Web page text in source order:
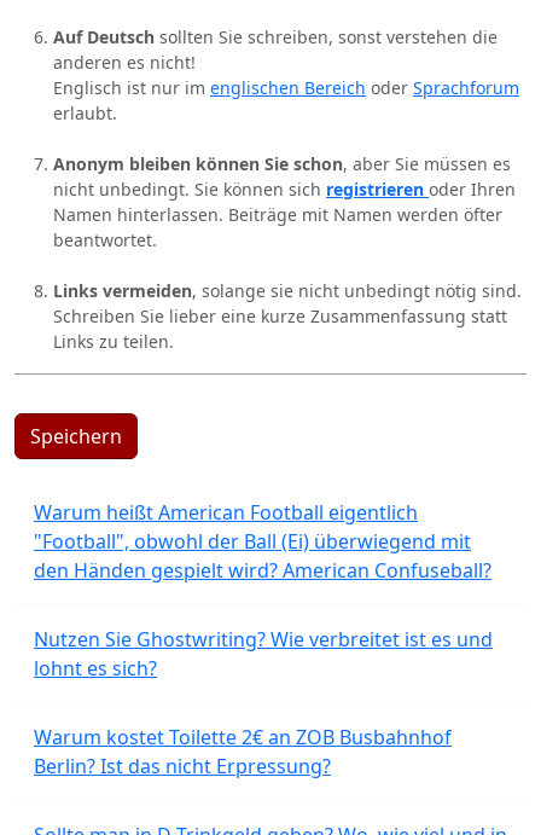
Auf Deutsch sollten Sie schreiben, sonst verstehen die
anderen es nicht!
Englisch ist nur im englischen Bereich oder Sprachforum
erlaubt.
Anonym bleiben können Sie schon, aber Sie müssen es
nicht unbedingt. Sie können sich registrieren oder Ihren
Namen hinterlassen. Beiträge mit Namen werden öfter
beantwortet.
Links vermeiden, solange sie nicht unbedingt nötig sind.
Schreiben Sie lieber eine kurze Zusammenfassung statt
Links zu teilen.
Speichern
Warum heißt American Football eigentlich
"Football", obwohl der Ball (Ei) überwiegend mit
den Händen gespielt wird? American Confuseball?
Nutzen Sie Ghostwriting? Wie verbreitet ist es und
lohnt es sich?
Warum kostet Toilette 2€ an ZOB Busbahnhof
Berlin? Ist das nicht Erpressung?